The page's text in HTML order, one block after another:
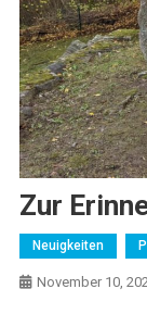
Zur
Neuigkeiten
November 10,